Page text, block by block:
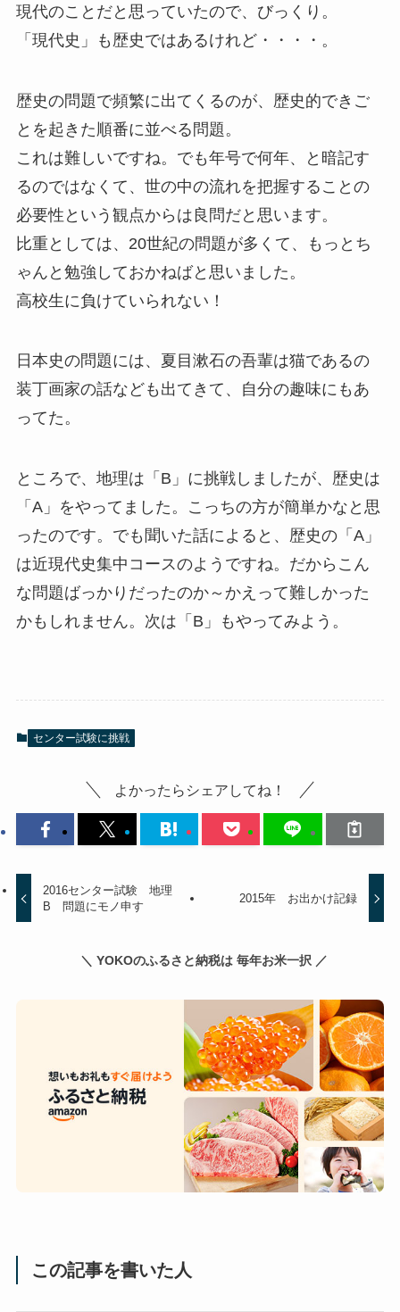
現代のことだと思っていたので、びっくり。
「現代史」も歴史ではあるけれど・・・・。
歴史の問題で頻繁に出てくるのが、歴史的できご
とを起きた順番に並べる問題。
これは難しいですね。でも年号で何年、と暗記す
るのではなくて、世の中の流れを把握することの
必要性という観点からは良問だと思います。
比重としては、20世紀の問題が多くて、もっとち
ゃんと勉強しておかねばと思いました。
高校生に負けていられない！
日本史の問題には、夏目漱石の吾輩は猫であるの
装丁画家の話なども出てきて、自分の趣味にもあ
ってた。
ところで、地理は「B」に挑戦しましたが、歴史は
「A」をやってました。こっちの方が簡単かなと思
ったのです。でも聞いた話によると、歴史の「A」
は近現代史集中コースのようですね。だからこん
な問題ばっかりだったのか～かえって難しかった
かもしれません。次は「B」もやってみよう。
センター試験に挑戦
よかったらシェアしてね！
2016センター試験 地理
B 問題にモノ申す
2015年 お出かけ記録
＼ YOKOのふるさと納税は 毎年お米一択 ／
この記事を書いた人